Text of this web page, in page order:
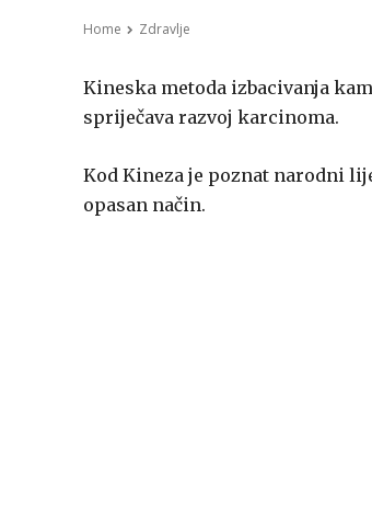
Home Zdravlje
Kineska metoda izbacivanja
spriječava razvoj karcinoma.
Kod Kineza je poznat narodni
opasan način.